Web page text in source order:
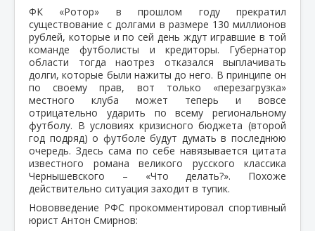
ФК «Ротор» в прошлом году прекратил
существование с долгами в размере 130 миллионов
рублей, которые и по сей день ждут игравшие в той
команде футболисты и кредиторы. Губернатор
области тогда наотрез отказался выплачивать
долги, которые были нажиты до него. В принципе он
по своему прав, вот только «перезагрузка»
местного клуба может теперь и вовсе
отрицательно ударить по всему региональному
футболу. В условиях кризисного бюджета (второй
год подряд) о футболе будут думать в последнюю
очередь. Здесь сама по себе навязывается цитата
известного романа великого русского классика
Чернышевского – «Что делать?». Похоже
действительно ситуация заходит в тупик.
Нововведение РФС прокомментировал спортивный
юрист Антон Смирнов: